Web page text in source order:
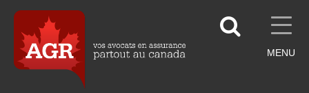
MENU